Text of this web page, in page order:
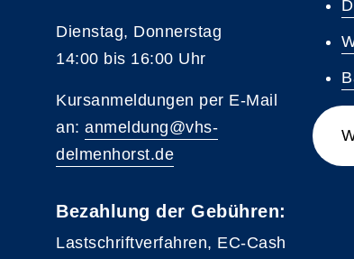
Dienstag, Donnerstag
14:00 bis 16:00 Uhr
Kursanmeldungen per E-Mail
an: anmeldung@vhs-
delmenhorst.de
Bezahlung der Gebühren:
Lastschriftverfahren, EC-Cash